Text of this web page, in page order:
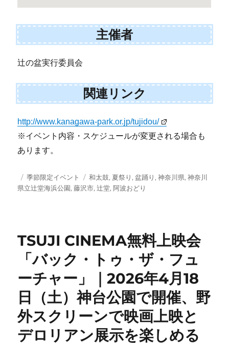
主催者
辻の盆実行委員会
関連リンク
http://www.kanagawa-park.or.jp/tujidou/
※イベント内容・スケジュールが変更される場合も
あります。
投
稿
カ
テ
季節限定イベント
タ
グ
和太鼓, 夏祭り ,盆踊り ,神奈川県,神奈川
県立辻堂海浜公園,藤沢市,辻堂,阿波おどり
TSUJI CINEMA無料上映会
「バック・トゥ・ザ・フュ
ーチャー」｜2026年4月18
日（土）神台公園で開催、野
外スクリーンで映画上映と
デロリアン展示を楽しめる